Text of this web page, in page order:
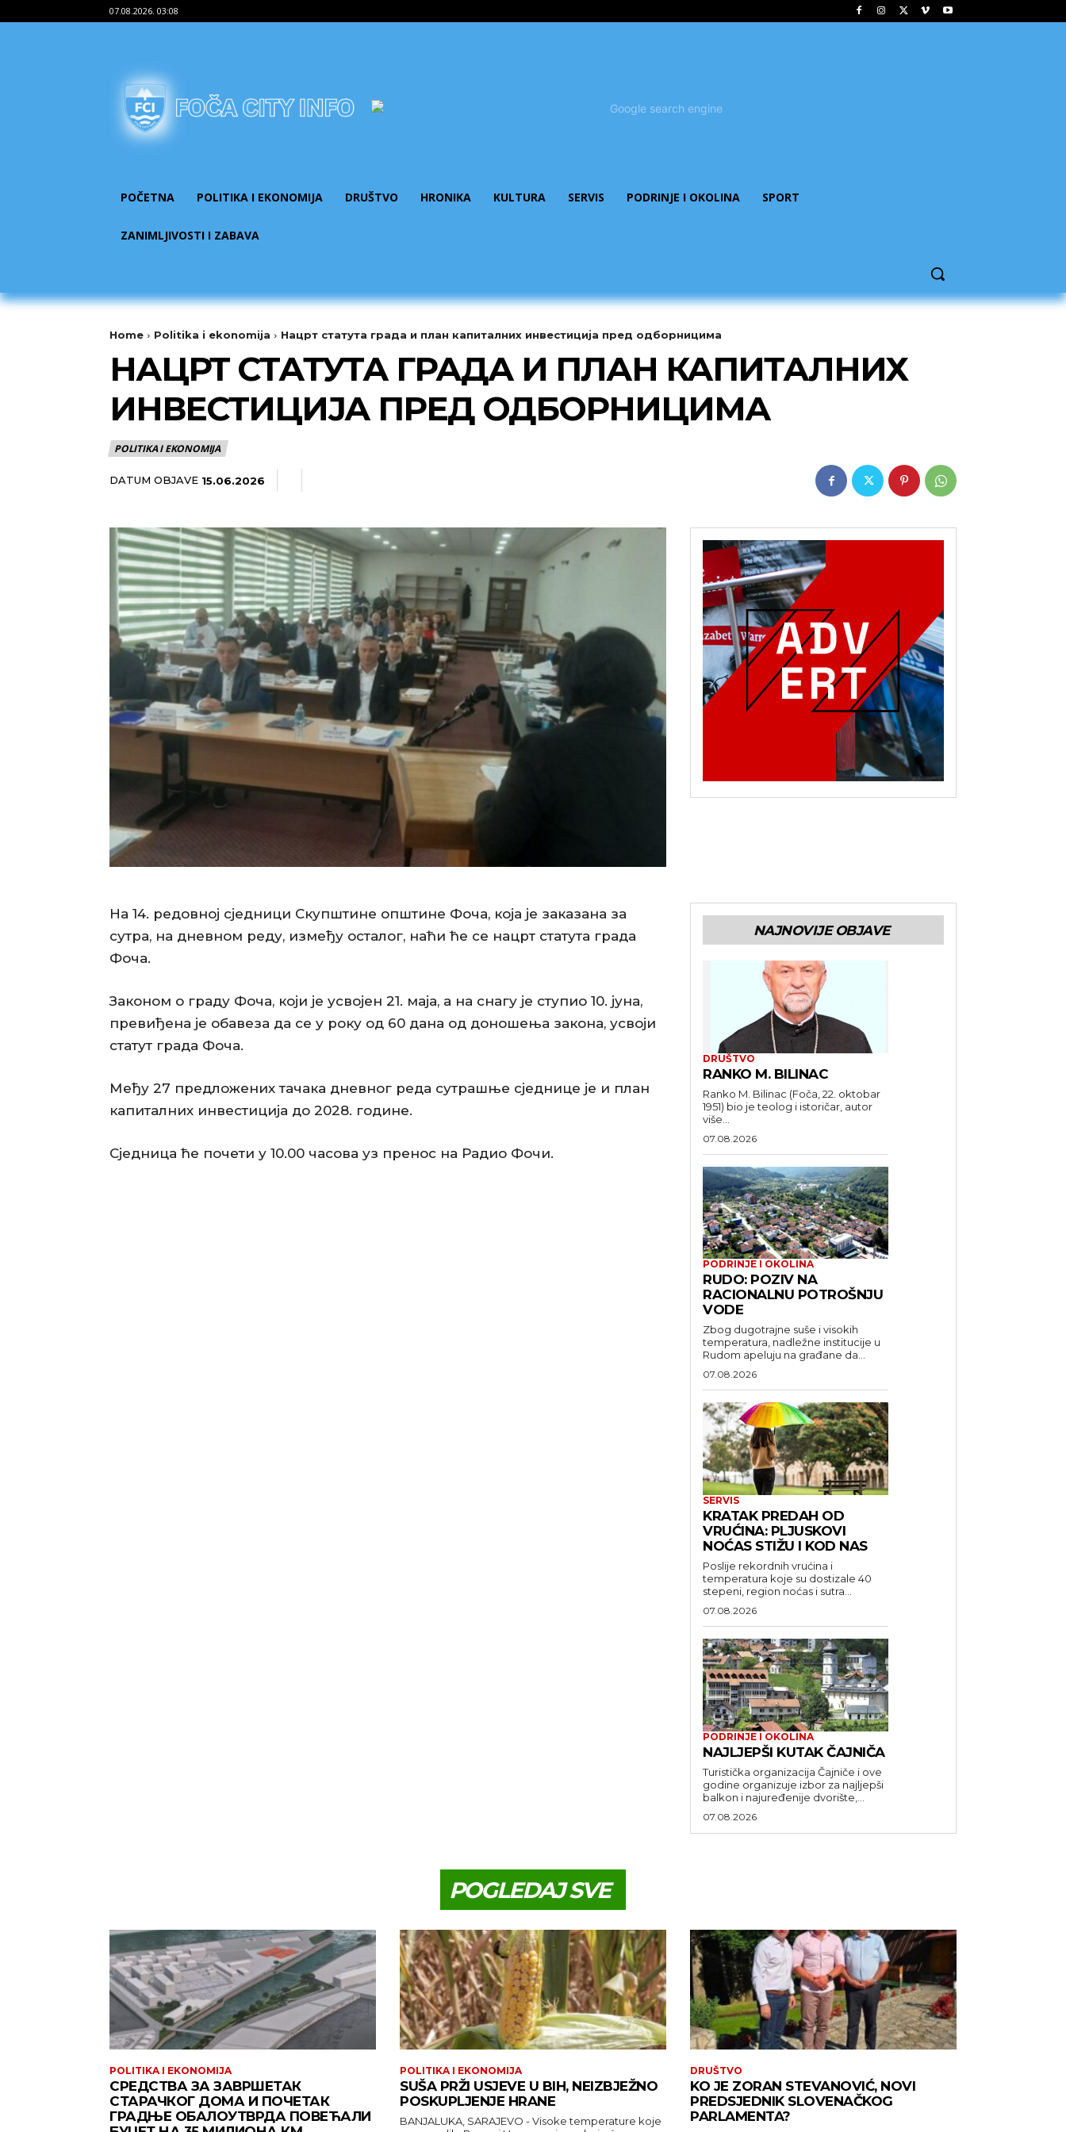
07.08.2026. 03:08
POČETNA POLITIKA I EKONOMIJA DRUŠTVO HRONIKA KULTURA SERVIS PODRINJE I OKOLINA SPORT
ZANIMLJIVOSTI I ZABAVA
Home Politika i ekonomija Нацрт статута града и план капиталних инвестиција пред одборницима
НАЦРТ СТАТУТА ГРАДА И ПЛАН КАПИТАЛНИХ
ИНВЕСТИЦИЈА ПРЕД ОДБОРНИЦИМА
POLITIKA I EKONOMIJA
DATUM OBJAVE 15.06.2026
На 14. редовној сједници Скупштине општине Фоча, која је заказана за
сутра, на дневном реду, између осталог, наћи ће се нацрт статута града
Фоча.
Законом о граду Фоча, који је усвојен 21. маја, а на снагу је ступио 10. јуна,
превиђена је обавеза да се у року од 60 дана од доношења закона, усвоји
статут града Фоча.
Међу 27 предложених тачака дневног реда сутрашње сједнице је и план
капиталних инвестиција до 2028. године.
Сједница ће почети у 10.00 часова уз пренос на Радио Фочи.
NAJNOVIJE OBJAVE
DRUŠTVO
RANKO M. BILINAC
Ranko M. Bilinac (Foča, 22. oktobar
1951) bio je teolog i istoričar, autor
više...
07.08.2026
PODRINJE I OKOLINA
RUDO: POZIV NA
RACIONALNU POTROŠNJU
VODE
Zbog dugotrajne suše i visokih
temperatura, nadležne institucije u
Rudom apeluju na građane da...
07.08.2026
SERVIS
KRATAK PREDAH OD
VRUĆINA: PLJUSKOVI
NOĆAS STIŽU I KOD NAS
Poslije rekordnih vrućina i
temperatura koje su dostizale 40
stepeni, region noćas i sutra...
07.08.2026
PODRINJE I OKOLINA
NAJLJEPŠI KUTAK ČAJNIČA
Turistička organizacija Čajniče i ove
godine organizuje izbor za najljepši
balkon i najuređenije dvorište,...
07.08.2026
POGLEDAJ SVE
POLITIKA I EKONOMIJA
СРЕДСТВА ЗА ЗАВРШЕТАК
СТАРАЧКОГ ДОМА И ПОЧЕТАК
ГРАДЊЕ ОБАЛОУТВРДА ПОВЕЋАЛИ
POLITIKA I EKONOMIJA
SUŠA PRŽI USJEVE U BIH, NEIZBJEŽNO
POSKUPLJENJE HRANE
BANJALUKA, SARAJEVO - Visoke temperature koje
DRUŠTVO
KO JE ZORAN STEVANOVIĆ, NOVI
PREDSJEDNIK SLOVENAČKOG
PARLAMENTA?